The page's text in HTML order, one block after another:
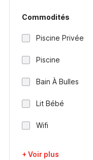
Commodités
Piscine Privée
Piscine
Bain À Bulles
Lit Bébé
Wifi
+ Voir plus